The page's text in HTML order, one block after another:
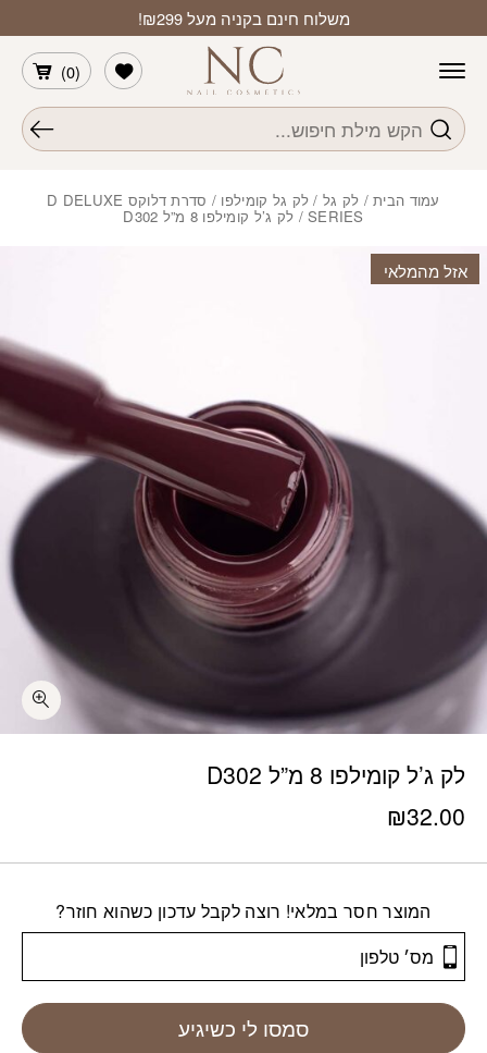
משלוח חינם בקניה מעל ₪299!
חיפוש
(
0
)
הרשימה שלי
עמוד הבית/ לק גל / לק גל קומילפו / סדרת דלוקס D DELUXE
SERIES/ לק ג’ל קומילפו 8 מ”ל D302
לק ג’ל קומילפו 8 מ”ל D302
₪32.00
המוצר חסר במלאי! רוצה לקבל עדכון כשהוא חוזר?
סמסו לי כשיגיע
אזל מהמלאי